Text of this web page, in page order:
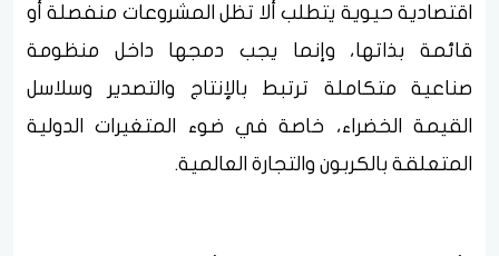
اقتصادية حيوية يتطلب ألا تظل المشروعات منفصلة أو
قائمة بذاتها، وإنما يجب دمجها داخل منظومة
صناعية متكاملة ترتبط بالإنتاج والتصدير وسلاسل
القيمة الخضراء، خاصة في ضوء المتغيرات الدولية
المتعلقة بالكربون والتجارة العالمية.